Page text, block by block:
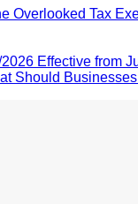
Overlooked Tax
Effective from
Should